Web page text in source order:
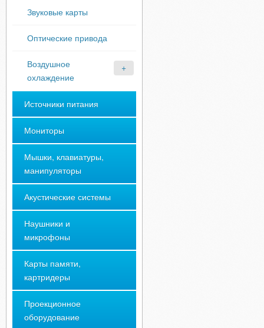
Звуковые карты
Оптические привода
Воздушное
охлаждение
Источники питания
Мониторы
Мышки, клавиатуры,
манипуляторы
Акустические системы
Наушники и
микрофоны
Карты памяти,
картридеры
Проекционное
оборудование